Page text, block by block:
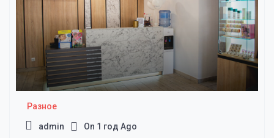
Разное
admin On 1 год Ago